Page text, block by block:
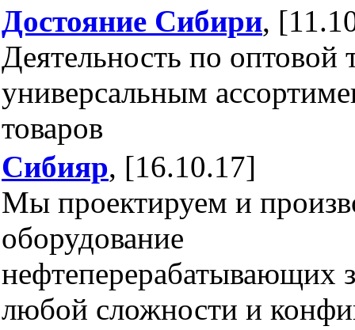
Достояние Сибири,
Деятельность по оптовой
универсальным
товаров
Сибияр, [16.10.17]
Мы проектируем и
оборудование
нефтеперерабатывающих
любой сложности и